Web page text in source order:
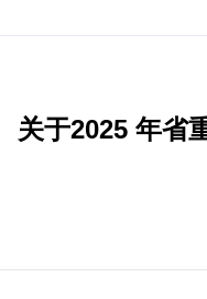
关于2025 年省